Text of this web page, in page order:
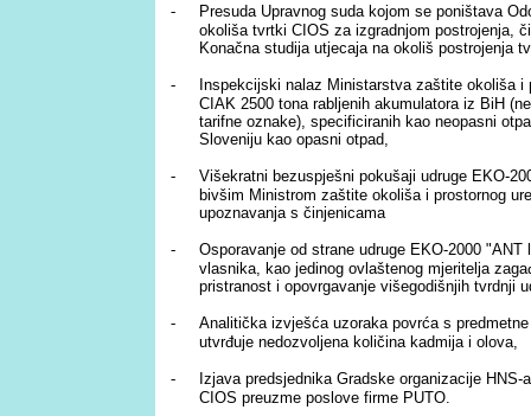
-
Presuda Upravnog suda kojom se poništava
okoliša tvrtki CIOS za izgradnjom postrojenja,
Konačna studija utjecaja na okoliš postrojenja
-
Inspekcijski nalaz Ministarstva zaštite okoliša i
CIAK 2500 tona rabljenih akumulatora iz BiH
tarifne oznake), specificiranih kao neopasni
Sloveniju kao opasni otpad,
-
Višekratni bezuspješni pokušaji udruge EKO-
bivšim Ministrom zaštite okoliša i prostornog
upoznavanja s činjenicama
-
Osporavanje od strane udruge EKO-2000
vlasnika, kao jedinog ovlaštenog mjeritelja
pristranost i opovrgavanje višegodišnjih tvrdnji
-
Analitička izvješća uzoraka povrća s
utvrđuje nedozvoljena količina kadmija i olova,
-
Izjava predsjednika Gradske organizacije
CIOS preuzme poslove firme PUTO.